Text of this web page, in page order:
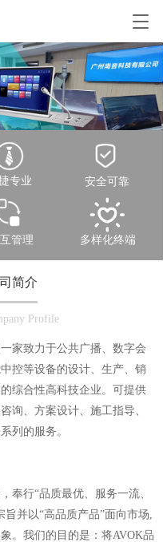
T
g
g
l
e
n
a
n
专业 安全可靠
管理 多样化终端
简介
Profile
家致力于公共广播、数字会
控等设备的设计、生产、销
综合性高科技企业。可提供
、方案设计、施工指导、
列的服务。
奉行“品质最优、服务一流、
并以“高品质产品”面向市场,
。我们的目的是：将AVOK品